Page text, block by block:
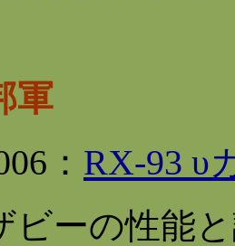
軍
： RX-93 υ
ビーの性能